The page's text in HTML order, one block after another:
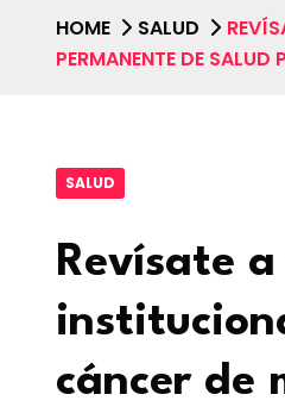
HOME SALUD
PERMANENTE DE SALUD
SALUD
Revísate
cáncer de